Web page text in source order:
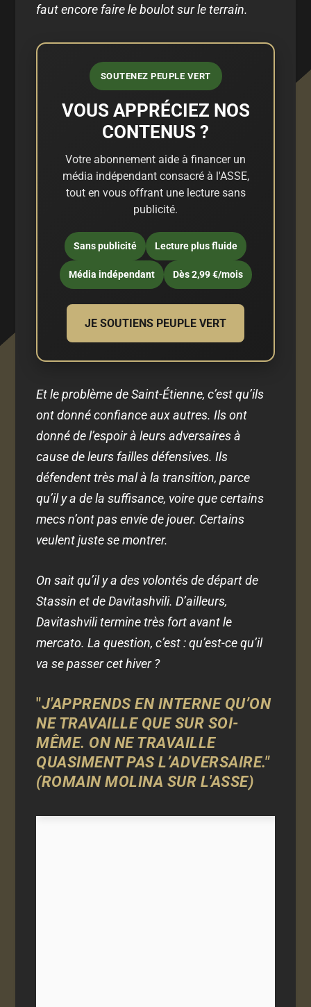
faut encore faire le boulot sur le terrain.
SOUTENEZ PEUPLE VERT
VOUS APPRÉCIEZ NOS
CONTENUS ?
Votre abonnement aide à financer un
média indépendant consacré à l'ASSE,
tout en vous offrant une lecture sans
publicité.
Sans publicité Lecture plus fluide
Média indépendant Dès 2,99 €/mois
JE SOUTIENS PEUPLE VERT
Et le problème de Saint-Étienne, c’est qu’ils
ont donné confiance aux autres. Ils ont
donné de l’espoir à leurs adversaires à
cause de leurs failles défensives. Ils
défendent très mal à la transition, parce
qu’il y a de la suffisance, voire que certains
mecs n’ont pas envie de jouer. Certains
veulent juste se montrer.
On sait qu’il y a des volontés de départ de
Stassin et de Davitashvili. D’ailleurs,
Davitashvili termine très fort avant le
mercato. La question, c’est : qu’est-ce qu’il
va se passer cet hiver ?
"J'APPRENDS EN INTERNE QU’ON
NE TRAVAILLE QUE SUR SOI-
MÊME. ON NE TRAVAILLE
QUASIMENT PAS L’ADVERSAIRE."
(ROMAIN MOLINA SUR L'ASSE)